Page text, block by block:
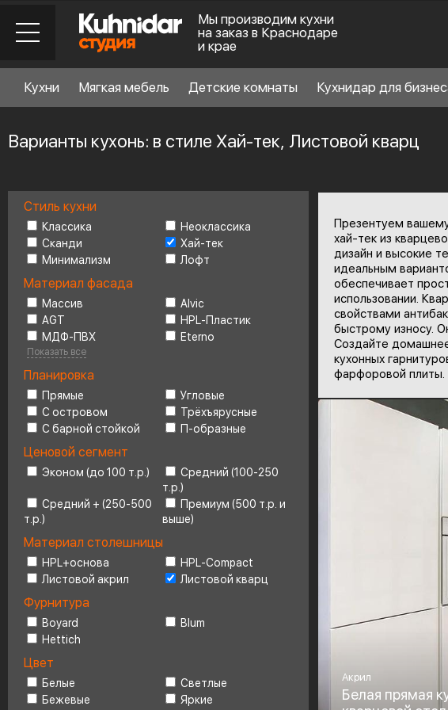
Мы производим кухни
на заказ в Краснодаре
и крае
Стиль кухни
Материал фасада 8
Планировка
Ценовой сегмент
Кухни Мягкая мебель Детские комнаты Кухнидар для
Варианты кухонь: в стиле Хай-тек, Листовой кварц
Стиль кухни
Классика
Неоклассика
Сканди
Хай-тек
Минимализм
Лофт
Материал фасада
Массив
Alvic
AGT
HPL-Пластик
МДФ-ПВХ
Eterno
Показать все
Планировка
Прямые
Угловые
С островом
Трёхъярусные
С барной стойкой
П-образные
Ценовой сегмент
Эконом (до 100 т.р.)
Средний (100-250
т.р.)
Средний + (250-500
т.р.)
Премиум (500 т.р. и
выше)
Материал столешницы
HPL+основа
HPL-Compact
Листовой акрил
Листовой кварц
Фурнитура
Boyard
Blum
Hettich
Цвет
Белые
Светлые
Бежевые
Яркие
Презентуем
хай-тек из
дизайн и высокие
идеальным
обеспечивает
использовании.
свойствами
быстрому износу.
Создайте
кухонных
фарфоровой плиты.
Акрил
Белая прямая